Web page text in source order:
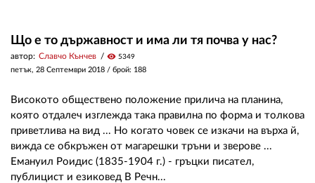
Що е то държавност и има ли тя почва у нас?
автор: Славчо Кънчев visibility 5349
петък, 28 Септември 2018 / брой: 188
Високото обществено положение прилича на планина,
която отдалеч изглежда така правилна по форма и толкова
приветлива на вид ... Но когато човек се изкачи на върха й,
вижда се обкръжен от магарешки тръни и зверове ...
Емануил Роидис (1835-1904 г.) - гръцки писател,
публицист и езиковед В Речн...